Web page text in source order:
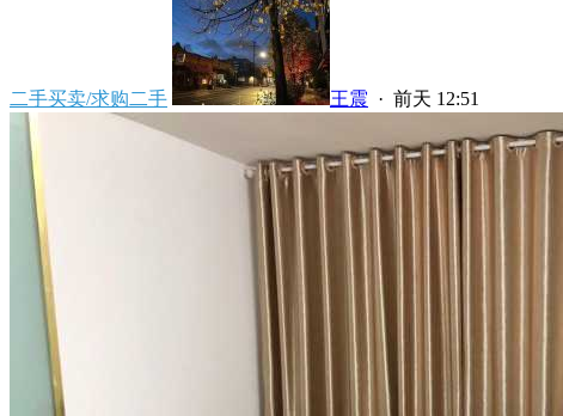
二手买卖/求购二手 王震 · 前天 12:51